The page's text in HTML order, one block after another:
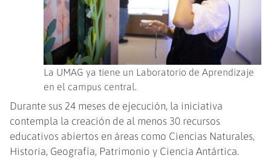
La UMAG ya tiene un Laboratorio de Aprendizaje
en el campus central.
Durante sus 24 meses de ejecución, la iniciativa
contempla la creación de al menos 30 recursos
educativos abiertos en áreas como Ciencias Naturales,
Historia, Geografía, Patrimonio y Ciencia Antártica.